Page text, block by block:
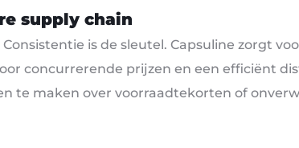
supply chain
is de sleutel. Capsuline zorgt
concurrerende prijzen en een efficiënt
te maken over voorraadtekorten of